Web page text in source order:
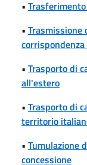
•
• Trasmissione
• Trasporto di
all'estero
• Trasporto di
territorio
• Tumulazione
concessione